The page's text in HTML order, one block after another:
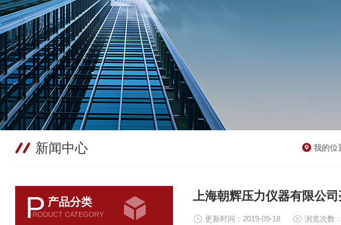
新闻中心 我的位
P 产品分类
RODUCT CATEGORY
上海朝辉压力仪器有限公
更新时间：2019-09-18 浏览次数